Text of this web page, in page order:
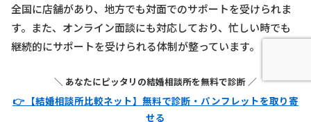
全国に店舗があり、地方でも対面でのサポートを受けられま
す。また、オンライン面談にも対応しており、忙しい時でも
継続的にサポートを受けられる体制が整っています。
＼ あなたにピッタリの結婚相談所を無料で診断 ／
👉 【結婚相談所比較ネット】無料で診断・パンフレットを取り寄
せる